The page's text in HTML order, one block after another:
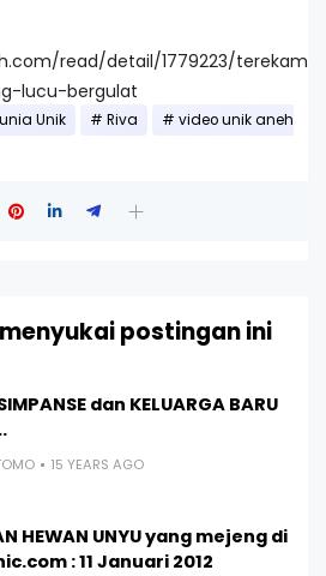
read/detail/1779223/terekam-
lucu-bergulat
Unik Riva
video unik aneh
postingan ini
dan KELUARGA BARU
15 YEARS AGO
HEWAN UNYU yang mejeng di
: 11 Januari 2012